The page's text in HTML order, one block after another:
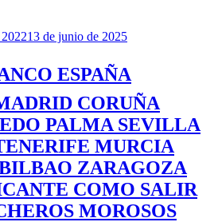
13 de junio de 2025
ESPAÑA
CORUÑA
PALMA SEVILLA
MURCIA
ZARAGOZA
COMO SALIR
MOROSOS